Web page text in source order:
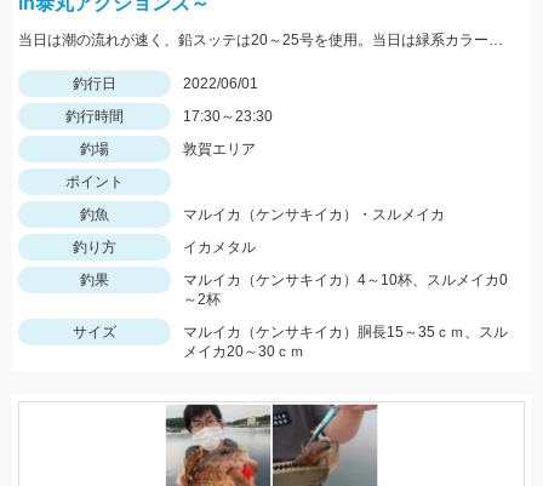
当日は潮の流れが速く、鉛スッテは20～25号を使用。当日は緑系カラーのスッテやエギに好反応。
釣行日
2022/06/01
釣行時間
17:30～23:30
釣場
敦賀エリア
ポイント
釣魚
マルイカ（ケンサキイカ）・スルメイカ
釣り方
イカメタル
釣果
マルイカ（ケンサキイカ）4～10杯、スルメイカ0
～2杯
サイズ
マルイカ（ケンサキイカ）胴長15～35ｃｍ、スル
メイカ20～30ｃｍ